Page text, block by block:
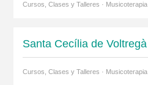
Cursos, Clases y Talleres · Musicoterapia
Santa Cecília de Voltregà
Cursos, Clases y Talleres · Musicoterapia